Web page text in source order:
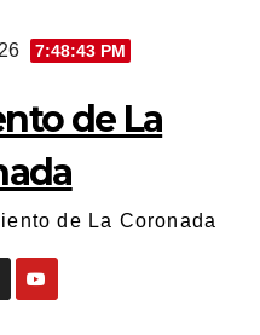
7:48:44 PM
de La
de La Coronada